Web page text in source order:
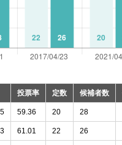
投票率 定数 候補者数
59.36 20 28
61.01 22 26